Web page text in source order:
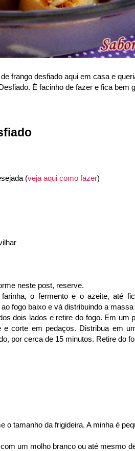
frango desfiado aqui em casa e
É facinho de fazer e fica bem
(veja aqui como fazer)
neste post, reserve.
o fermento e o azeite, até
fogo baixo e vá distribuindo a
dois lados e retire do fogo. Em um
corte em pedaços. Distribua em
por cerca de 15 minutos. Retire do
tamanho da frigideira. A minha é
um molho branco ou até mesmo